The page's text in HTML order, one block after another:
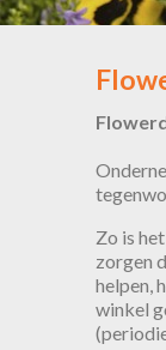
Zo is
zorgen
helpen,
winkel